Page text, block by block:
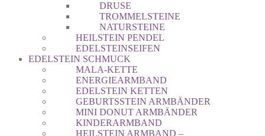
DRUSE
TROMMELSTEINE
NATURSTEINE
HEILSTEIN PENDEL
EDELSTEINSEIFEN
EDELSTEIN SCHMUCK
MALA-KETTE
ENERGIEARMBAND
EDELSTEIN KETTEN
GEBURTSSTEIN ARMBÄNDER
MINI DONUT ARMBÄNDER
KINDERARMBAND
HEILSTEIN ARMBAND –